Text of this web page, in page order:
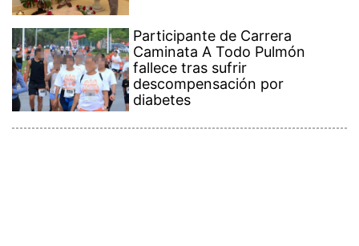
Participante de Carrera
Caminata A Todo Pulmón
fallece tras sufrir
descompensación por
diabetes